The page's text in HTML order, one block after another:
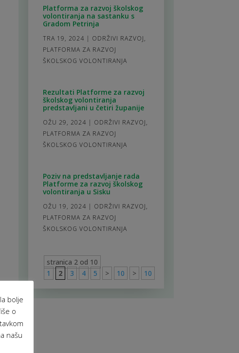
Platforma za razvoj školskog
volontiranja na sastanku s
Gradom Petrinja
TRA 19, 2024 | ODRŽIVI RAZVOJ,
PLATFORMA ZA RAZVOJ
ŠKOLSKOG VOLONTIRANJA
Rezultati Platforme za razvoj
školskog volontiranja
predstavljani u četiri županije
OŽU 29, 2024 | ODRŽIVI RAZVOJ,
PLATFORMA ZA RAZVOJ
ŠKOLSKOG VOLONTIRANJA
Poziv na predstavljanje rada
Platforme za razvoj školskog
volontiranja u Sisku
OŽU 19, 2024 | ODRŽIVI RAZVOJ,
PLATFORMA ZA RAZVOJ
ŠKOLSKOG VOLONTIRANJA
stranica 2 od 10
1
2 3 4 5 > 10 > 10
bolje
o
našu